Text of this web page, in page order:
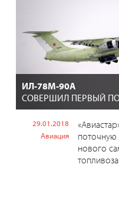
ИЛ-78М-90А
СОВЕРШИЛ ПЕРВЫЙ
29.01.2018
Авиация
нового